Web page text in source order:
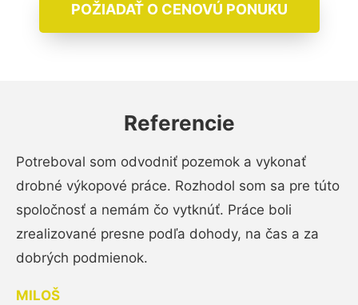
POŽIADAŤ O CENOVÚ PONUKU
Referencie
Potreboval som odvodniť pozemok a vykonať
drobné výkopové práce. Rozhodol som sa pre túto
spoločnosť a nemám čo vytknúť. Práce boli
zrealizované presne podľa dohody, na čas a za
dobrých podmienok.
MILOŠ